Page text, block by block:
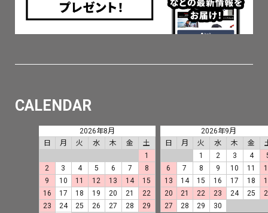
CALENDAR
2026年8月
日
月 火 水 木 金
土
1
2
3 4 5 6 7
8
9
10 11 12 13 14
15
16
17 18 19 20 21
22
23
24 25 26 27 28
29
2026年9月
日
月 火 水 木 金
1
2 3 4
6
7 8 9 10 11
13
14 15 16 17 18
20
21 22 23 24 25
27
28 29 30